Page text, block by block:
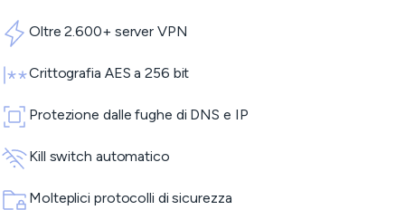
Oltre 2.600+ server VPN
Crittografia AES a 256 bit
Protezione dalle fughe di DNS e IP
Kill switch automatico
Molteplici protocolli di sicurezza